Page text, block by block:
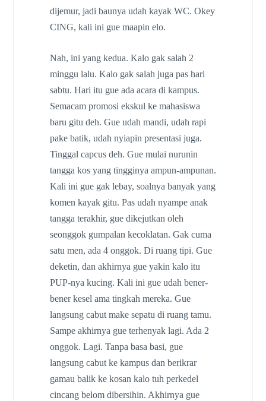
dijemur, jadi baunya udah kayak WC. Okey
CING, kali ini gue maapin elo.
Nah, ini yang kedua. Kalo gak salah 2
minggu lalu. Kalo gak salah juga pas hari
sabtu. Hari itu gue ada acara di kampus.
Semacam promosi ekskul ke mahasiswa
baru gitu deh. Gue udah mandi, udah rapi
pake batik, udah nyiapin presentasi juga.
Tinggal capcus deh. Gue mulai nurunin
tangga kos yang tingginya ampun-ampunan.
Kali ini gue gak lebay, soalnya banyak yang
komen kayak gitu. Pas udah nyampe anak
tangga terakhir, gue dikejutkan oleh
seonggok gumpalan kecoklatan. Gak cuma
satu men, ada 4 onggok. Di ruang tipi. Gue
deketin, dan akhirnya gue yakin kalo itu
PUP-nya kucing. Kali ini gue udah bener-
bener kesel ama tingkah mereka. Gue
langsung cabut make sepatu di ruang tamu.
Sampe akhirnya gue terhenyak lagi. Ada 2
onggok. Lagi. Tanpa basa basi, gue
langsung cabut ke kampus dan berikrar
gamau balik ke kosan kalo tuh perkedel
cincang belom dibersihin. Akhirnya gue